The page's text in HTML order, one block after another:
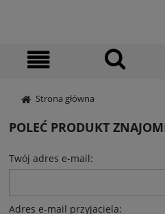
Strona główna
POLEĆ PRODUKT
Twój adres e-mail:
Adres e-mail przyjaciela: